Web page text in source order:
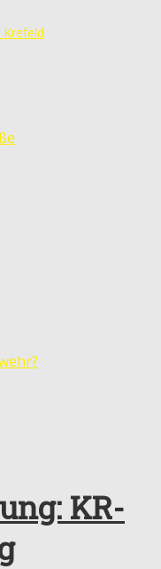
Krefeld
KR-